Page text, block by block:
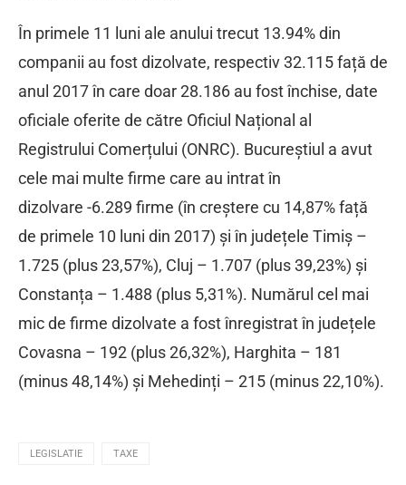
În primele 11 luni ale anului trecut 13.94% din
companii au fost dizolvate, respectiv 32.115 față de
anul 2017 în care doar 28.186 au fost închise, date
oficiale oferite de către Oficiul Național al
Registrului Comerțului (ONRC). Bucureștiul a avut
cele mai multe firme care au intrat în
dizolvare -6.289 firme (în creștere cu 14,87% față
de primele 10 luni din 2017) și în județele Timiș –
1.725 (plus 23,57%), Cluj – 1.707 (plus 39,23%) și
Constanța – 1.488 (plus 5,31%). Numărul cel mai
mic de firme dizolvate a fost înregistrat în județele
Covasna – 192 (plus 26,32%), Harghita – 181
(minus 48,14%) și Mehedinți – 215 (minus 22,10%).
LEGISLATIE TAXE